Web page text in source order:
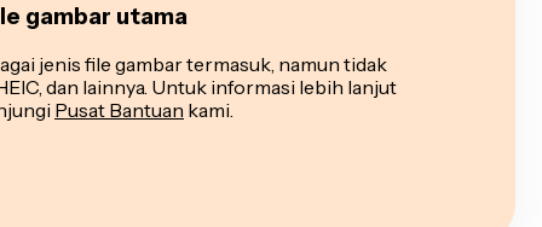
gambar utama
jenis file gambar termasuk, namun tidak
dan lainnya. Untuk informasi lebih lanjut
Pusat Bantuan kami.